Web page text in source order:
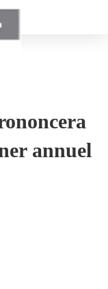
annuel